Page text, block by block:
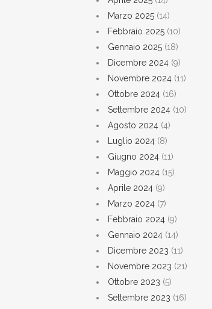
Marzo 2025 (14)
Febbraio 2025 (10)
Gennaio 2025 (18)
Dicembre 2024 (9)
Novembre 2024 (11)
Ottobre 2024 (16)
Settembre 2024 (10)
Agosto 2024 (4)
Luglio 2024 (8)
Giugno 2024 (11)
Maggio 2024 (15)
Aprile 2024 (9)
Marzo 2024 (7)
Febbraio 2024 (9)
Gennaio 2024 (14)
Dicembre 2023 (11)
Novembre 2023 (21)
Ottobre 2023 (5)
Settembre 2023 (16)